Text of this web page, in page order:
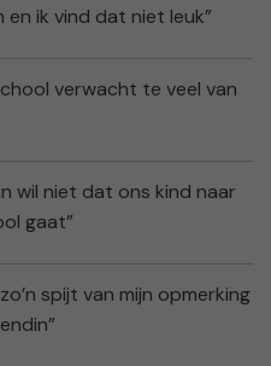
en ik vind dat niet leuk”
verwacht te veel van
wil niet dat ons kind naar
gaat”
spijt van mijn opmerking